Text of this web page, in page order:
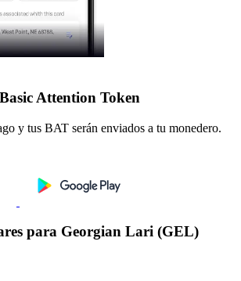
Attention Token
y tus BAT serán enviados a tu monedero.
para Georgian Lari (GEL)